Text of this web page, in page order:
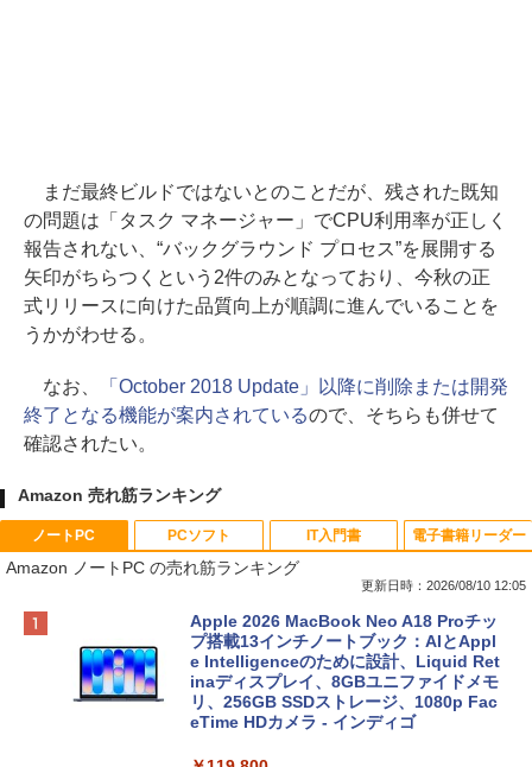
まだ最終ビルドではないとのことだが、残された既知
の問題は「タスク マネージャー」でCPU利用率が正しく
報告されない、“バックグラウンド プロセス”を展開する
矢印がちらつくという2件のみとなっており、今秋の正
式リリースに向けた品質向上が順調に進んでいることを
うかがわせる。
なお、
「October 2018 Update」以降に削除または開発
終了となる機能が案内されているので、そちらも併せて
確認されたい。
Amazon 売れ筋ランキング
ノートPC
Amazon ノートPC の売れ筋ランキング
更新日時：2026/08/10 12:05
Apple 2026 MacBook Neo A18 Proチッ
プ搭載13インチノートブック：AIとAppl
e Intelligenceのために設計、Liquid Ret
inaディスプレイ、8GBユニファイドメモ
リ、256GB SSDストレージ、1080p Fac
eTime HDカメラ - インディゴ
PCソフト IT入門書 電子書籍リーダー